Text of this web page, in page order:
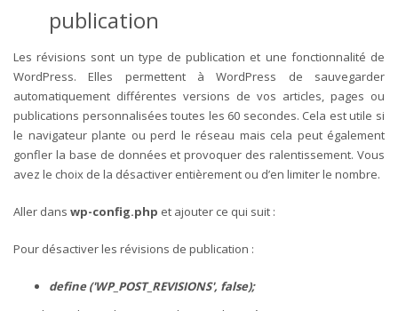
publication
Les révisions sont un type de publication et une fonctionnalité de
WordPress. Elles permettent à WordPress de sauvegarder
automatiquement différentes versions de vos articles, pages ou
publications personnalisées toutes les 60 secondes. Cela est utile si
le navigateur plante ou perd le réseau mais cela peut également
gonfler la base de données et provoquer des ralentissement. Vous
avez le choix de la désactiver entièrement ou d’en limiter le nombre.
Aller dans wp-config.php et ajouter ce qui suit :
Pour désactiver les révisions de publication :
define ('WP_POST_REVISIONS', false);